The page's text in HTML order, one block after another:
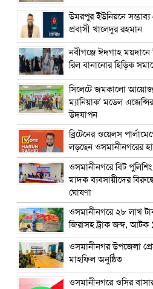
উমরপুর ইউনিয়নে সম্ভাব্য
প্রবাসী খালেদুর রহমান
নবীগঞ্জে ঈদগাহ
রিল বানানোর হিড়িক
সিলেটে জমকালো
ম্যানিয়াক’ মডেল
উদযাপন
ব্রিটেনের ওয়েলস
লড়ছেন ওসমানীনগরের
ওসমানীনগরে বিট
মাদক ব্যবসায়ীদের
ঘোষণা
ওসমানীনগরে ২৮ লাখ
জিরাসহ ট্রাক জব্দ, আটক
ওসমানীনগর উপজেলা
মাহফিল অনুষ্ঠিত
ওসমানীনগরে ওসির